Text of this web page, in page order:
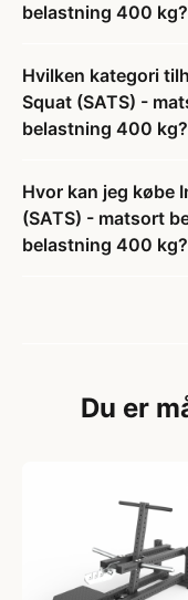
belastning 400 kg?
Hvilken kategori
Squat (SATS) -
belastning 400 kg?
Hvor kan jeg købe
(SATS) - matsort
belastning 400 kg?
Du er